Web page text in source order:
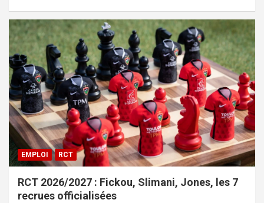
EMPLOI RCT
RCT 2026/2027 : Fickou, Slimani, Jones, les 7
recrues officialisées